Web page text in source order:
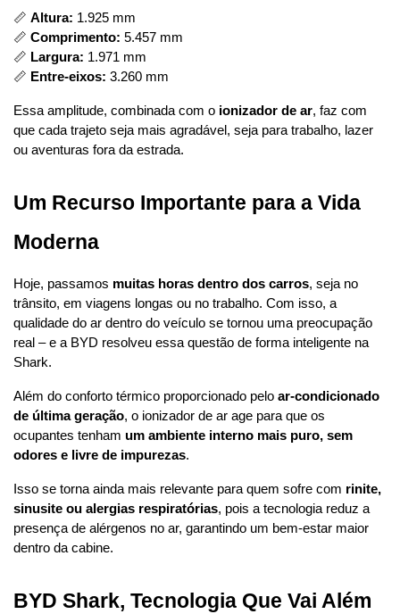
📏 Altura: 1.925 mm
📏 Comprimento: 5.457 mm
📏 Largura: 1.971 mm
📏 Entre-eixos: 3.260 mm
Essa amplitude, combinada com o ionizador de ar, faz com
que cada trajeto seja mais agradável, seja para trabalho, lazer
ou aventuras fora da estrada.
Um Recurso Importante para a Vida
Moderna
Hoje, passamos muitas horas dentro dos carros, seja no
trânsito, em viagens longas ou no trabalho. Com isso, a
qualidade do ar dentro do veículo se tornou uma preocupação
real – e a BYD resolveu essa questão de forma inteligente na
Shark.
Além do conforto térmico proporcionado pelo ar-condicionado
de última geração, o ionizador de ar age para que os
ocupantes tenham um ambiente interno mais puro, sem
odores e livre de impurezas.
Isso se torna ainda mais relevante para quem sofre com rinite,
sinusite ou alergias respiratórias, pois a tecnologia reduz a
presença de alérgenos no ar, garantindo um bem-estar maior
dentro da cabine.
BYD Shark, Tecnologia Que Vai Além